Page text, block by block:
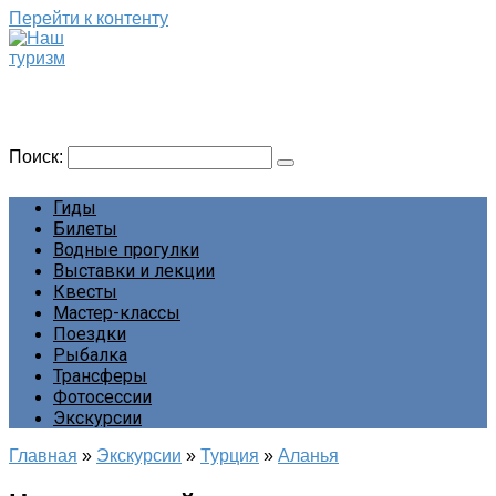
Перейти к контенту
Поиск:
Гиды
Билеты
Водные прогулки
Выставки и лекции
Квесты
Мастер-классы
Поездки
Рыбалка
Трансферы
Фотосессии
Экскурсии
Главная » Экскурсии » Турция » Аланья